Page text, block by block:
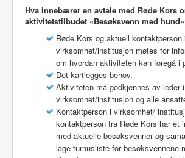
Hva innebærer en avtale med Røde Kors
aktivitetstilbudet «Besøksvenn med
Røde Kors og aktuell kontaktperson
virksomhet/institusjon møtes for
om hvordan aktiviteten kan foregå i
Det kartlegges behov.
Aktiviteten må godkjennes av leder i
virksomhet/institusjon og alle
Kontaktperson i virksomhet/
kontaktperson fra Røde Kors har et
med aktuelle besøksvenner og
lage turnusliste for besøksvennene